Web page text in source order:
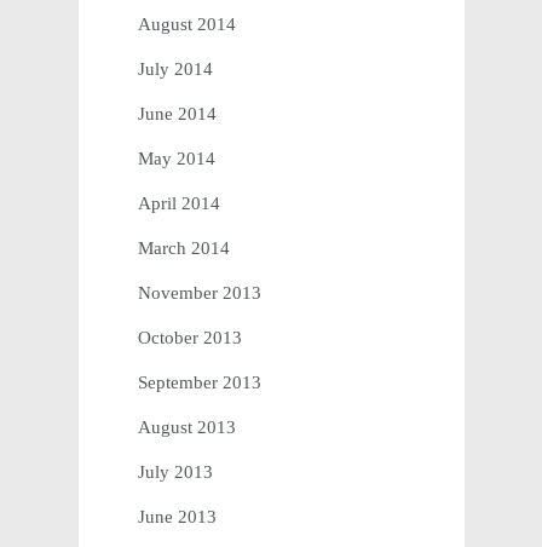
August 2014
July 2014
June 2014
May 2014
April 2014
March 2014
November 2013
October 2013
September 2013
August 2013
July 2013
June 2013